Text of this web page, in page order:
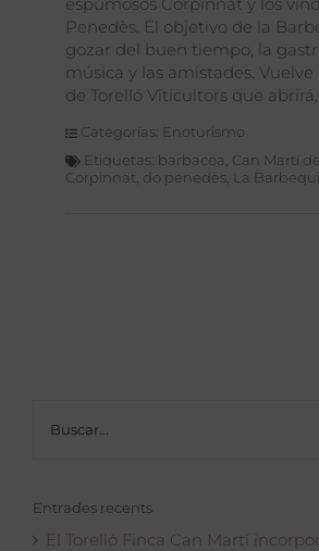
Penedès. El objetivo de la
gozar del buen tiempo, la
música y las amistades.
de Torelló Viticultors que
Categorías: Enoturismo
Etiquetas: barbacoa Can Martí
Corpinnat do penedès La
Entrades recents
El Torelló Finca Can Martí